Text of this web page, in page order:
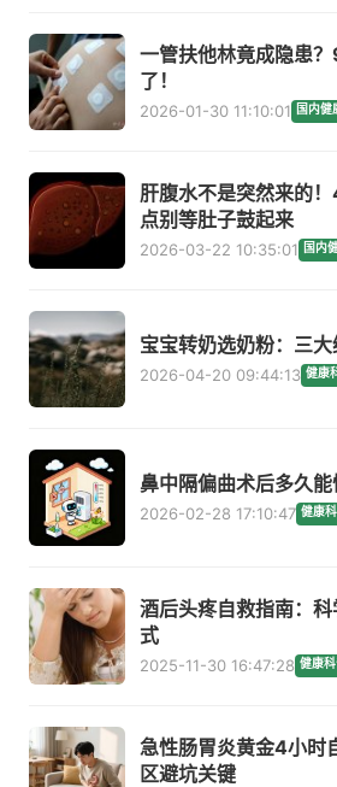
一管扶他林竟成隐患
了！
2026-01-30 11:10:01 国内健
肝腹水不是突然来的
点别等肚子鼓起来
2026-03-22 10:35:01 国内
宝宝转奶选奶粉：三
2026-04-20 09:44:13 健康
鼻中隔偏曲术后多久
2026-02-28 17:10:47 健康
酒后头疼自救指南：
式
2025-11-30 16:47:28 健康
急性肠胃炎黄金4小时
区避坑关键